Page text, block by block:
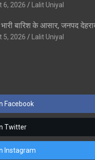
6, 2026 Lalit Uniyal
बारिश के आसार, जनपद
5, 2026 Lalit Uniyal
Facebook
Twitter
Instagram